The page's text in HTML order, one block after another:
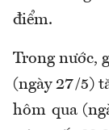
điểm.
Trong nước,
(ngày 27/5)
hôm qua